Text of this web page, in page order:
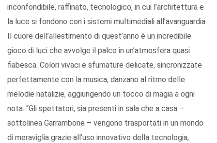
inconfondibile, raffinato, tecnologico, in cui l’architettura e
la luce si fondono con i sistemi multimediali all’avanguardia.
Il cuore dell’allestimento di quest’anno è un incredibile
gioco di luci che avvolge il palco in un’atmosfera quasi
fiabesca. Colori vivaci e sfumature delicate, sincronizzate
perfettamente con la musica, danzano al ritmo delle
melodie natalizie, aggiungendo un tocco di magia a ogni
nota. “Gli spettatori, sia presenti in sala che a casa –
sottolinea Garrambone – vengono trasportati in un mondo
di meraviglia grazie all’uso innovativo della tecnologia,